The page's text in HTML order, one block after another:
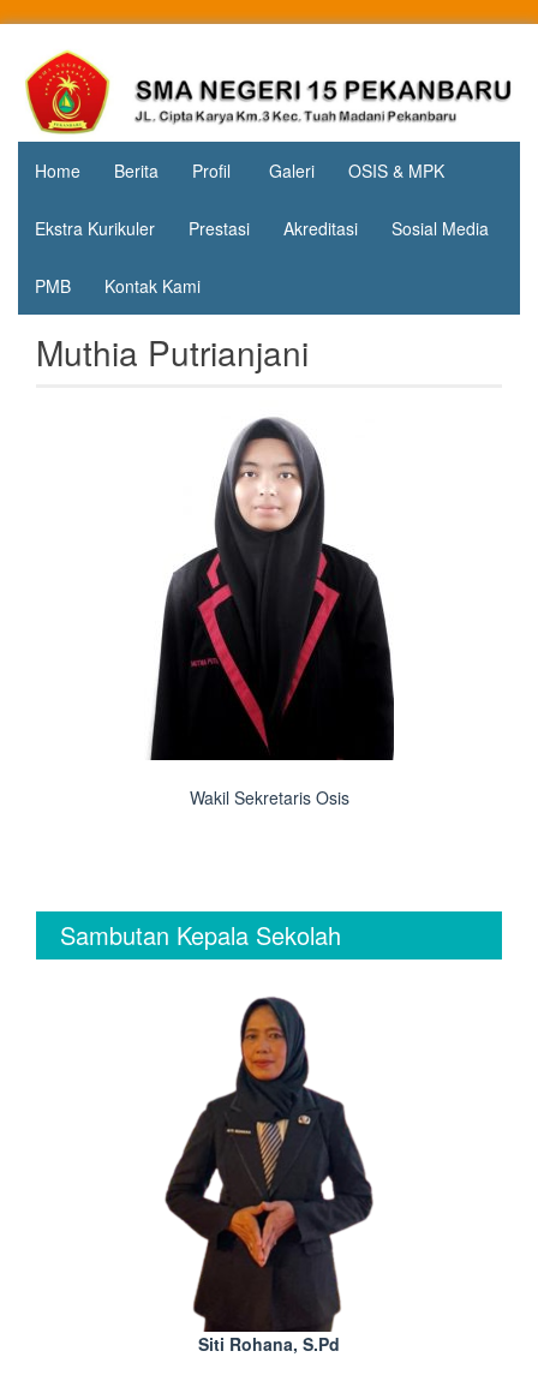
contentSMA
Negeri 15
Pekanbaru
Jl. Cipta
Karya
KM.3, Kec.
Tuah
Madani,
Home Berita Profil Galeri OSIS & MPK
Ekstra Kurikuler Prestasi Akreditasi Sosial Media
PMB Kontak Kami
Muthia Putrianjani
Wakil Sekretaris Osis
Sambutan Kepala Sekolah
Siti Rohana, S.Pd